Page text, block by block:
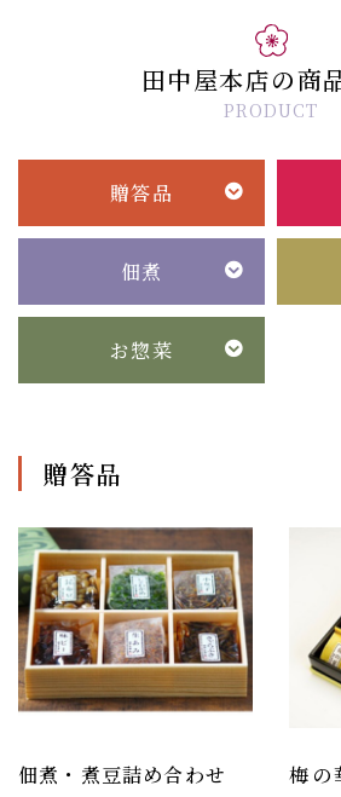
田中屋本店の商
PRODUCT
贈答品
佃煮
お惣菜
贈答品
佃煮・煮豆詰め合わせ
梅の